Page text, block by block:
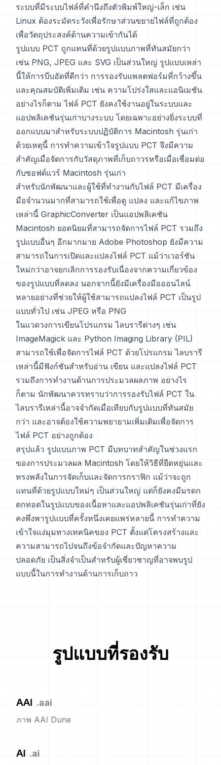
ระบบที่มีระบบไฟล์ที่คำนึงถึงตัวพิมพ์ใหญ่-เล็ก เช่น
Linux ต้องระมัดระวังเพื่อรักษาส่วนขยายไฟล์ที่ถูกต้อง
เพื่อวัตถุประสงค์ด้านความเข้ากันได้
รูปแบบ PCT ถูกแทนที่ด้วยรูปแบบภาพที่ทันสมัยกว่า
เช่น PNG, JPEG และ SVG เป็นส่วนใหญ่ รูปแบบเหล่า
นี้ให้การบีบอัดที่ดีกว่า การรองรับแพลตฟอร์มที่กว้างขึ้น
และคุณสมบัติเพิ่มเติม เช่น ความโปร่งใสและแอนิเมชัน
อย่างไรก็ตาม ไฟล์ PCT ยังคงใช้งานอยู่ในระบบและ
แอปพลิเคชันรุ่นเก่าบางระบบ โดยเฉพาะอย่างยิ่งระบบที่
ออกแบบมาสำหรับระบบปฏิบัติการ Macintosh รุ่นเก่า
ด้วยเหตุนี้ การทำความเข้าใจรูปแบบ PCT จึงมีความ
สำคัญเมื่อจัดการกับวัสดุภาพที่เก็บถาวรหรือเมื่อเชื่อมต่อ
กับซอฟต์แวร์ Macintosh รุ่นเก่า
สำหรับนักพัฒนาและผู้ใช้ที่ทำงานกับไฟล์ PCT มีเครื่อง
มือจำนวนมากที่สามารถใช้เพื่อดู แปลง และแก้ไขภาพ
เหล่านี้ GraphicConverter เป็นแอปพลิเคชัน
Macintosh ยอดนิยมที่สามารถจัดการไฟล์ PCT รวมถึง
รูปแบบอื่นๆ อีกมากมาย Adobe Photoshop ยังมีความ
สามารถในการเปิดและแปลงไฟล์ PCT แม้ว่าเวอร์ชัน
ใหม่กว่าอาจยกเลิกการรองรับเนื่องจากความเกี่ยวข้อง
ของรูปแบบที่ลดลง นอกจากนี้ยังมีเครื่องมือออนไลน์
หลายอย่างที่ช่วยให้ผู้ใช้สามารถแปลงไฟล์ PCT เป็นรูป
แบบทั่วไป เช่น JPEG หรือ PNG
ในแวดวงการเขียนโปรแกรม ไลบรารีต่างๆ เช่น
ImageMagick และ Python Imaging Library (PIL)
สามารถใช้เพื่อจัดการไฟล์ PCT ด้วยโปรแกรม ไลบรารี
เหล่านี้มีฟังก์ชันสำหรับอ่าน เขียน และแปลงไฟล์ PCT
รวมถึงการทำงานด้านการประมวลผลภาพ อย่างไร
ก็ตาม นักพัฒนาควรทราบว่าการรองรับไฟล์ PCT ใน
ไลบรารีเหล่านี้อาจจำกัดเมื่อเทียบกับรูปแบบที่ทันสมัย
กว่า และอาจต้องใช้ความพยายามเพิ่มเติมเพื่อจัดการ
ไฟล์ PCT อย่างถูกต้อง
สรุปแล้ว รูปแบบภาพ PCT มีบทบาทสำคัญในช่วงแรก
ของการประมวลผล Macintosh โดยให้วิธีที่ยืดหยุ่นและ
ทรงพลังในการจัดเก็บและจัดการกราฟิก แม้ว่าจะถูก
แทนที่ด้วยรูปแบบใหม่ๆ เป็นส่วนใหญ่ แต่ก็ยังคงมีมรดก
ตกทอดในรูปแบบของเนื้อหาและแอปพลิเคชันรุ่นเก่าที่ยัง
คงพึ่งพารูปแบบที่ครั้งหนึ่งเคยแพร่หลายนี้ การทำความ
เข้าใจแง่มุมทางเทคนิคของ PCT ตั้งแต่โครงสร้างและ
ความสามารถไปจนถึงข้อจำกัดและปัญหาความ
ปลอดภัย เป็นสิ่งจำเป็นสำหรับผู้เชี่ยวชาญที่อาจพบรูป
แบบนี้ในการทำงานด้านการเก็บถาว
รูปแบบที่รองรับ
AAI .aai
ภาพ AAI Dune
AI .ai